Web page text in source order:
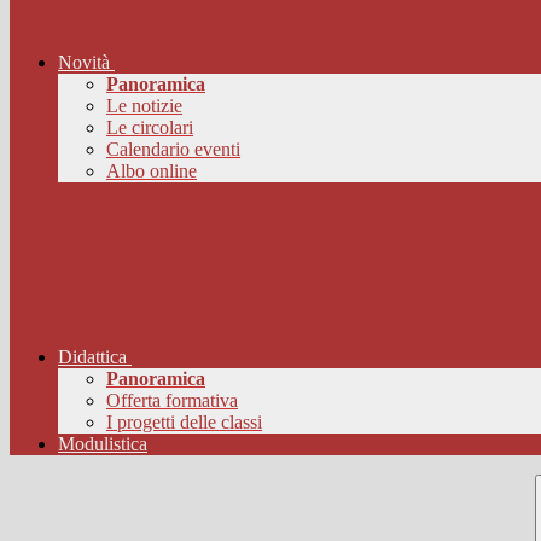
Novità
Panoramica
Le notizie
Le circolari
Calendario eventi
Albo online
Didattica
Panoramica
Offerta formativa
I progetti delle classi
Modulistica